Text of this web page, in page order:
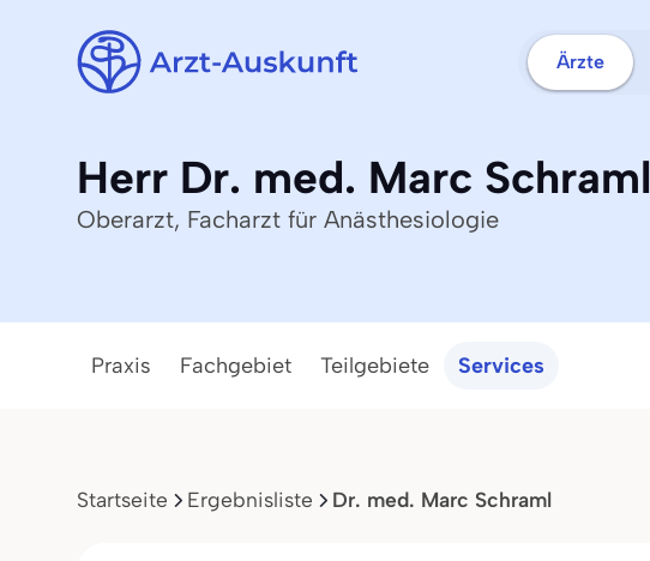
Ärzte
Herr Dr. med. Marc Schraml
Oberarzt, Facharzt für Anästhesiologie
Praxis Fachgebiet Teilgebiete Services
Startseite Ergebnisliste Dr. med. Marc Schraml